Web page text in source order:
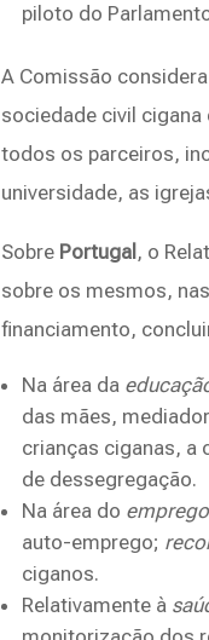
piloto do
A Comissão
sociedade civil
todos os parceiros,
universidade, as
Sobre Portugal , o
sobre os mesmos,
financiamento,
Na área da
das mães,
crianças ciganas, a
de dessegregação.
Na área do emprego
auto-emprego;
ciganos.
Relativamente à